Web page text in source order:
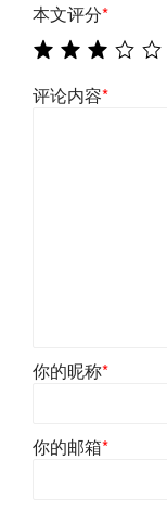
本文评分*
评论内容*
你的昵称*
你的邮箱*